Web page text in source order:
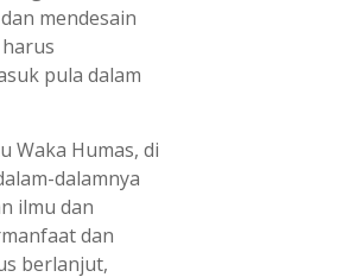
mendesain
pula dalam
Waka Humas, di
dalamnya
ilmu dan
dan
berlanjut,